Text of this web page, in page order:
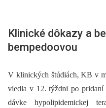
Klinické dôkazy a
bempedoovou
V klinických štúdiách, KB v
viedla v 12. týždni po pridaní
dávke hypolipidemickej